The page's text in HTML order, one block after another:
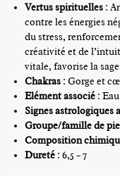
Vertus spirituelles :
contre les énergies
du stress,
créativité et de
vitale, favorise la
Chakras : Gorge et
Elément associé : Eau
Signes astrologiques
Groupe/famille de
Composition
Dureté : 6,5 – 7